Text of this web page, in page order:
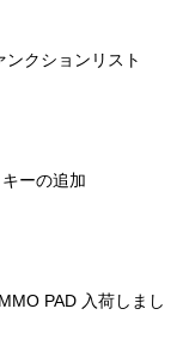
クションリスト
ーの追加
PAD 入荷しまし